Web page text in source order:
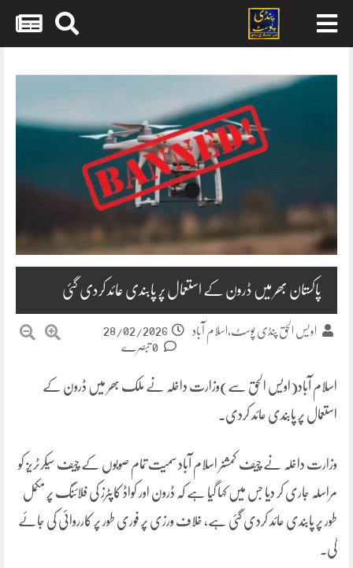
content
پاکستان بھر میں ڈرون کے استعمال پر پابندی عائد کردی گئی
اویس الحق پنڈی پوسٹ،اسلام آباد
28/02/2026
اسلام آباد(اویس الحق سے)وزارت داخلہ نے ملک بھر میں ڈرون کے
استعمال پر پابندی عائد کردی۔
وزارت داخلہ نے چیف کمشنر اسلام آباد سمیت تمام صوبوں کے چیف سیکرٹریز کو
مراسلہ جاری کر دیا جس میں کہا گیا ہے کہ ڈرون اور کواڈ کاپٹرز کی فلائنگ پر مکمل
طور پر پابندی عائد کردی گئی ہے، خلاف ورزی پر فوری طور پر کارروائی کی جائے
گی۔